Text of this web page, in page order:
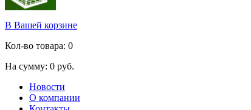
В Вашей корзине
Кол-во товара: 0
На сумму: 0 руб.
Новости
О компании